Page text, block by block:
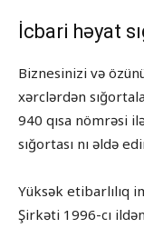
İcbari həyat
Biznesinizi və
xərclərdən
940 qısa nömrəsi
sığortası nı əldə
Yüksək etibarlılıq
Şirkəti 1996-cı